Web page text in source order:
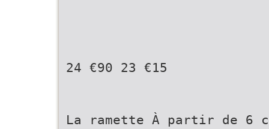
24 €90 23 €15
La ramette À partir de 6